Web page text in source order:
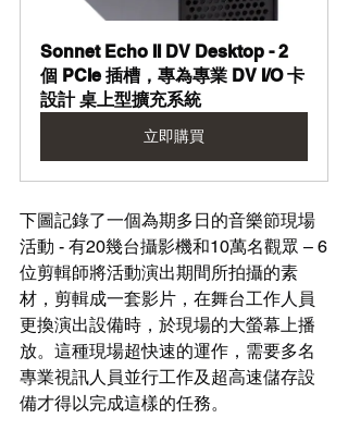
Sonnet Echo II DV Desktop - 2
個 PCIe 插槽，專為專業 DV I/O 卡
設計 桌上型擴充系統
立即購買
下圖記錄了一個為期多日的音樂節現場
活動 - 有20幾台攝影機和10萬名觀眾 – 6
位剪輯師將活動演出期間所拍攝的素
材，剪輯成一套影片，在舞台工作人員
更換演出設備時，於現場的大螢幕上播
放。這種現場超快速的運作，需要多名
專業視訊人員並行工作及超高速儲存設
備才得以完成這樣的任務。